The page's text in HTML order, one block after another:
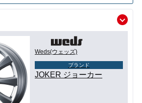
Weds(ウェッズ)
ブランド
JOKER ジョーカー